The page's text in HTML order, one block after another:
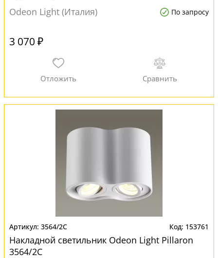
Odeon Light (Италия)
По запросу
3 070 ₽
3564/2C 153761
Накладной светильник Odeon Light Pillaron
3564/2C